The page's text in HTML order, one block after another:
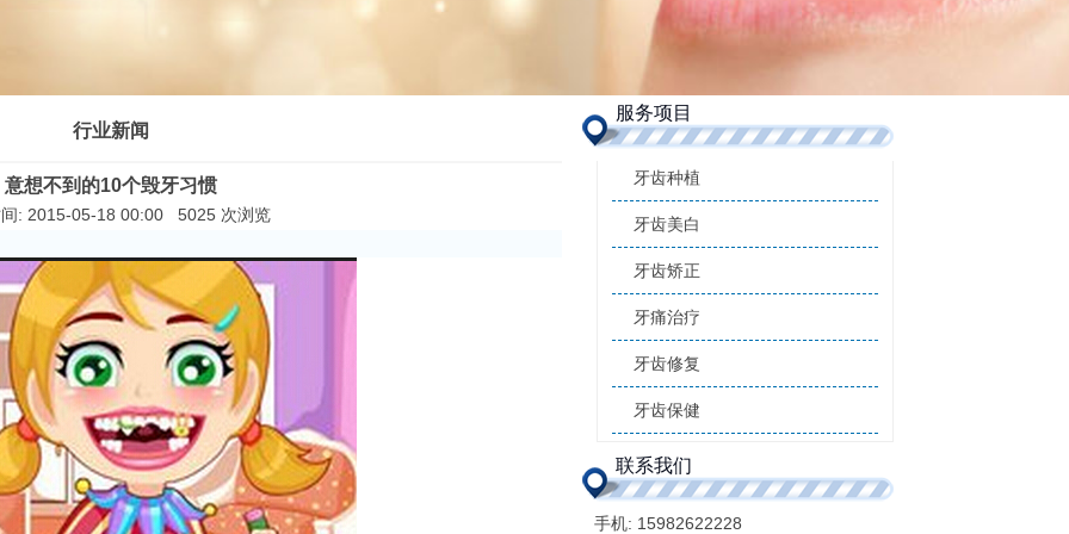
行业新闻
意想不到的10个毁牙习惯
: 2015-05-18 00:00 5025 次浏览
服务项目
牙齿种植
牙齿美白
牙齿矫正
牙痛治疗
牙齿修复
牙齿保健
联系我们
手机: 15982622228